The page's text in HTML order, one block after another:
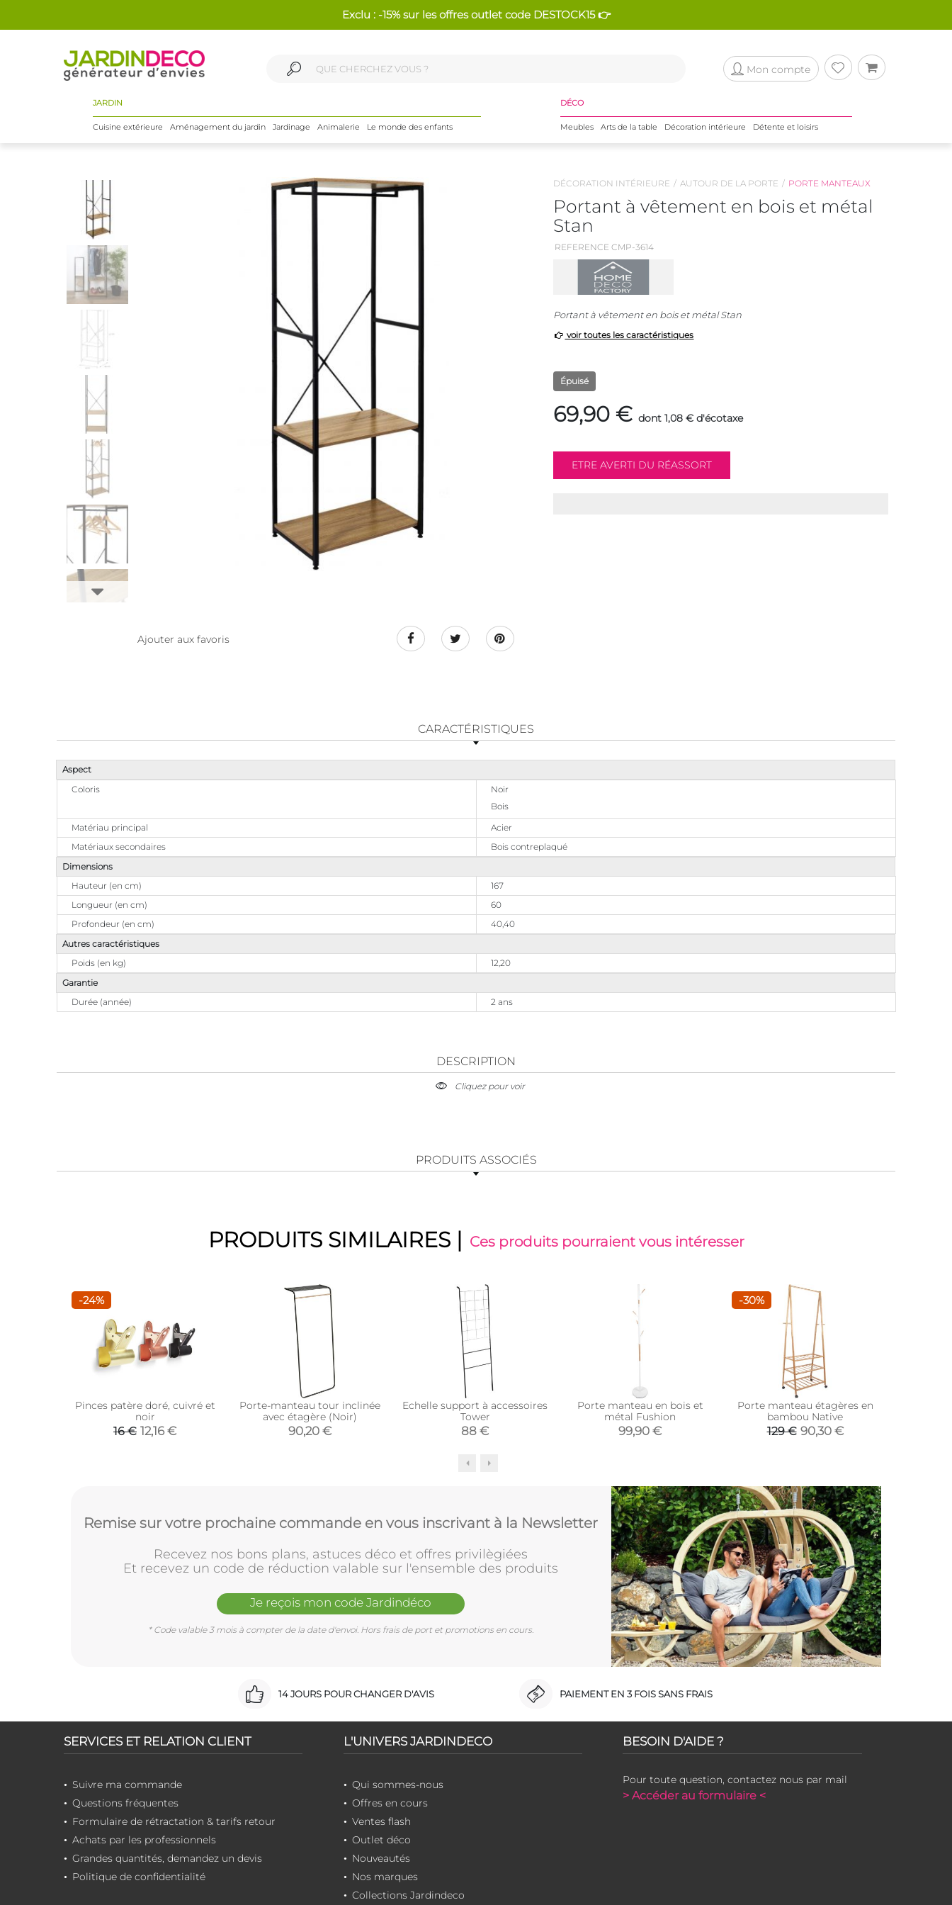
Exclu : -15% sur les offres outlet code DESTOCK15 👉
Mon compte
JARDIN
Cuisine extérieure Aménagement du jardin Jardinage Animalerie Le monde des enfants
DÉCO
Meubles Arts de la table Décoration intérieure Détente et loisirs
Ajouter aux favoris
DÉCORATION INTÉRIEURE AUTOUR DE LA PORTE PORTE MANTEAUX
Portant à vêtement en bois et métal
Stan
REFERENCE CMP-3614
Portant à vêtement en bois et métal Stan
voir toutes les caractéristiques
Épuisé
69,90 € dont 1,08 € d'écotaxe
CARACTÉRISTIQUES
Aspect
Coloris
Noir
Bois
Matériau principal
Acier
Matériaux secondaires
Bois contreplaqué
Dimensions
Hauteur (en cm)
167
Longueur (en cm)
60
Profondeur (en cm)
40,40
Autres caractéristiques
Poids (en kg)
12,20
Garantie
Durée (année)
2 ans
DESCRIPTION
Cliquez pour voir
PRODUITS ASSOCIÉS
PRODUITS SIMILAIRES | Ces produits pourraient vous intéresser
-24%
Pinces patère doré, cuivré et
noir
16 € 12,16 €
Porte-manteau tour inclinée
avec étagère (Noir)
90,20 €
Echelle support à accessoires
Tower
88 €
Porte manteau en bois et
métal Fushion
99,90 €
-30%
Porte manteau étagères en
bambou Native
129 € 90,30 €
Remise sur votre prochaine commande en vous inscrivant à la Newsletter
Recevez nos bons plans, astuces déco et offres privilègiées
Et recevez un code de réduction valable sur l'ensemble des produits
Je reçois mon code Jardindéco
* Code valable 3 mois à compter de la date d'envoi. Hors frais de port et promotions en cours.
14 JOURS POUR CHANGER D'AVIS PAIEMENT EN 3 FOIS SANS FRAIS
SERVICES ET RELATION CLIENT
Suivre ma commande
Questions fréquentes
Formulaire de rétractation & tarifs retour
Achats par les professionnels
Grandes quantités, demandez un devis
Politique de confidentialité
L'UNIVERS JARDINDECO
Qui sommes-nous
Offres en cours
Ventes flash
Outlet déco
Nouveautés
Nos marques
Collections Jardindeco
BESOIN D'AIDE ?
Pour toute question, contactez nous par mail
> Accéder au formulaire <